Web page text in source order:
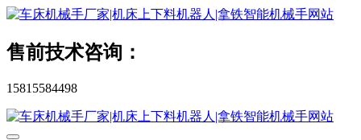
售前技术咨询：
15815584498